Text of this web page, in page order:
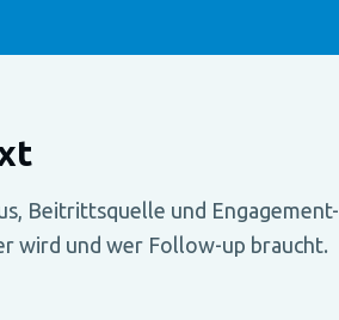
Beitrittsquelle und Engagement-
wird und wer Follow-up braucht.